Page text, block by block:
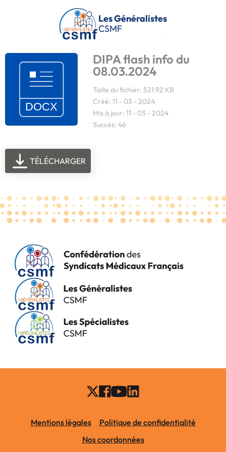
Passer au contenu principal
Les Généralistes
CSMF
DIPA flash info du
08.03.2024
Taille du fichier: 521.92 KB
Créé: 11 - 03 - 2024
Mis à jour: 11 - 03 - 2024
Succès: 46
TÉLÉCHARGER
Mentions légales
Politique de confidentialité
Nos coordonnées